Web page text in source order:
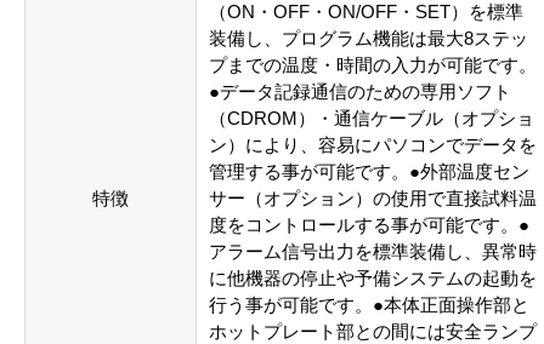
特徴
（ON・OFF・ON/OFF・SET）を標準
装備し、プログラム機能は最大8ステッ
プまでの温度・時間の入力が可能です。
●データ記録通信のための専用ソフト
（CDROM）・通信ケーブル（オプショ
ン）により、容易にパソコンでデータを
管理する事が可能です。●外部温度セン
サー（オプション）の使用で直接試料温
度をコントロールする事が可能です。●
アラーム信号出力を標準装備し、異常時
に他機器の停止や予備システムの起動を
行う事が可能です。●本体正面操作部と
ホットプレート部との間には安全ランプ